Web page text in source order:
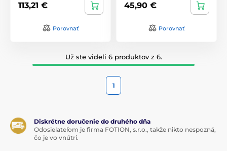
113,21 €
Porovnať
45,90 €
Porovnať
Už ste videli 6 produktov z 6.
1
Diskrétne doručenie do druhého dňa
Odosielateľom je firma FOTION, s.r.o., takže nikto nespozná,
čo je vo vnútri.